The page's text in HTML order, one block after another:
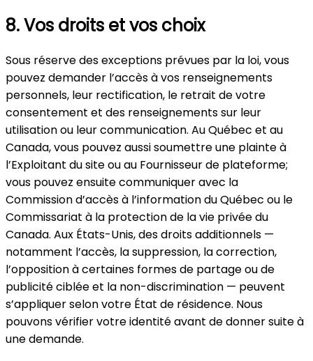
8. Vos droits et vos choix
Sous réserve des exceptions prévues par la loi, vous
pouvez demander l’accès à vos renseignements
personnels, leur rectification, le retrait de votre
consentement et des renseignements sur leur
utilisation ou leur communication. Au Québec et au
Canada, vous pouvez aussi soumettre une plainte à
l’Exploitant du site ou au Fournisseur de plateforme;
vous pouvez ensuite communiquer avec la
Commission d’accès à l’information du Québec ou le
Commissariat à la protection de la vie privée du
Canada. Aux États-Unis, des droits additionnels —
notamment l’accès, la suppression, la correction,
l’opposition à certaines formes de partage ou de
publicité ciblée et la non-discrimination — peuvent
s’appliquer selon votre État de résidence. Nous
pouvons vérifier votre identité avant de donner suite à
une demande.